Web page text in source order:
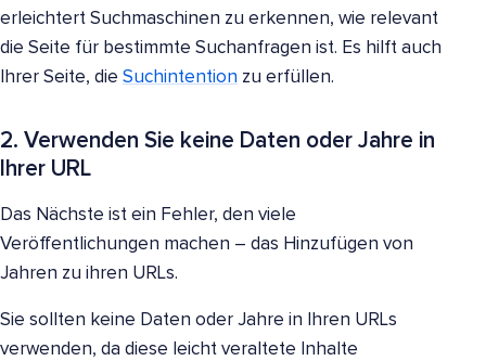
erleichtert Suchmaschinen zu erkennen, wie relevant
die Seite für bestimmte Suchanfragen ist. Es hilft auch
Ihrer Seite, die Suchintention zu erfüllen.
2. Verwenden Sie keine Daten oder Jahre in
Ihrer URL
Das Nächste ist ein Fehler, den viele
Veröffentlichungen machen – das Hinzufügen von
Jahren zu ihren URLs.
Sie sollten keine Daten oder Jahre in Ihren URLs
verwenden, da diese leicht veraltete Inhalte